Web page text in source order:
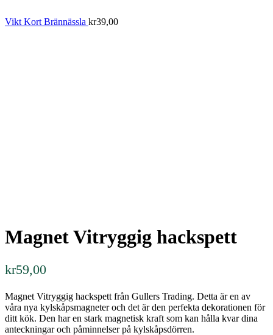
Vikt Kort Brännässla kr39,00
Magnet Vitryggig hackspett
kr59,00
Magnet Vitryggig hackspett från Gullers Trading. Detta är en av
våra nya kylskåpsmagneter och det är den perfekta dekorationen för
ditt kök. Den har en stark magnetisk kraft som kan hålla kvar dina
anteckningar och påminnelser på kylskåpsdörren.